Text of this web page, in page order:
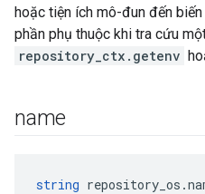
hoặc tiện ích mô-đun đến
phần phụ thuộc khi tra cứu
repository_ctx.getenv
name
string